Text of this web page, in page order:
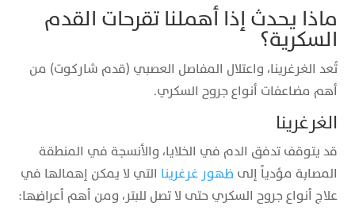
ماذا يحدث إذا أهملنا تقرحات القدم
السكرية؟
تُعد الغرغرينا، واعتلال المفاصل العصبي (قدم شاركوت) من
أهم مضاعفات أنواع جروح السكري.
الغرغرينا
قد يتوقف تدفق الدم في الخلايا، والأنسجة في المنطقة
المصابة مؤدياً إلى ظهور غرغرينا التي لا يمكن إهمالها في
علاج أنواع جروح السكري حتى لا تصل للبتر، ومن أهم أعراضها: